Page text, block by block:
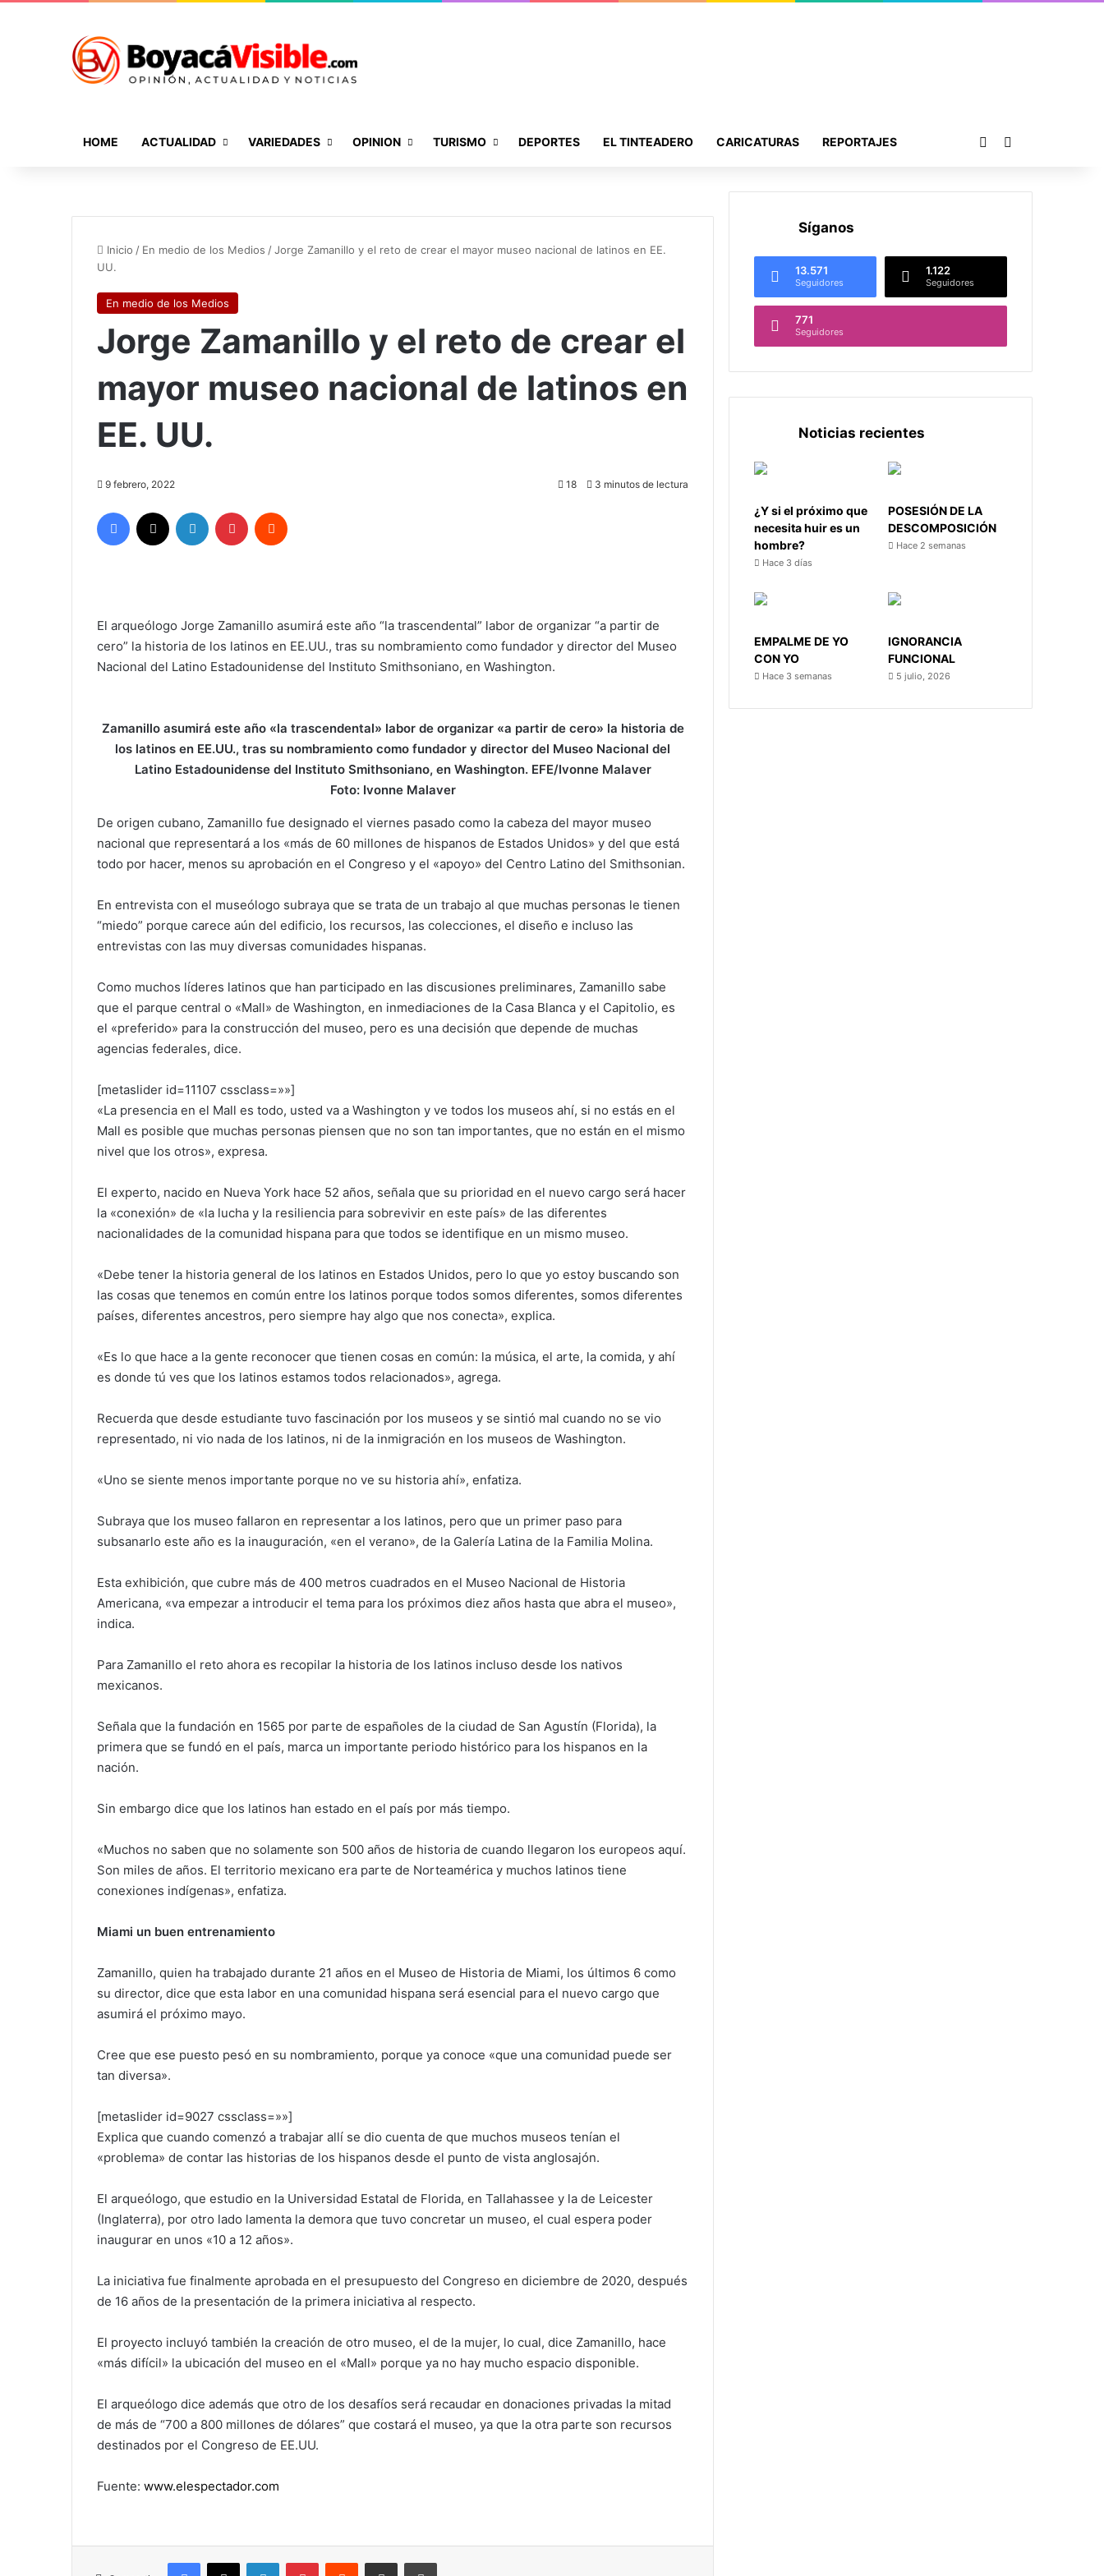
HOME ACTUALIDAD VARIEDADES OPINION TURISMO DEPORTES EL TINTEADERO CARICATURAS REPORTAJES Publicación al azar
Inicio / En medio de los Medios /Jorge Zamanillo y el reto de crear el mayor museo nacional de latinos en EE.
UU.
En medio de los Medios
Jorge Zamanillo y el reto de crear el
mayor museo nacional de latinos en
EE. UU.
9 febrero, 2022 18 3 minutos de lectura
Facebook LinkedIn Pinterest
El arqueólogo Jorge Zamanillo asumirá este año “la trascendental” labor de organizar “a partir de
cero” la historia de los latinos en EE.UU., tras su nombramiento como fundador y director del Museo
Nacional del Latino Estadounidense del Instituto Smithsoniano, en Washington.
Zamanillo asumirá este año «la trascendental» labor de organizar «a partir de cero» la historia de
los latinos en EE.UU., tras su nombramiento como fundador y director del Museo Nacional del
Latino Estadounidense del Instituto Smithsoniano, en Washington. EFE/Ivonne Malaver
Foto: Ivonne Malaver
De origen cubano, Zamanillo fue designado el viernes pasado como la cabeza del mayor museo
nacional que representará a los «más de 60 millones de hispanos de Estados Unidos» y del que está
todo por hacer, menos su aprobación en el Congreso y el «apoyo» del Centro Latino del Smithsonian.
En entrevista con el museólogo subraya que se trata de un trabajo al que muchas personas le tienen
“miedo” porque carece aún del edificio, los recursos, las colecciones, el diseño e incluso las
entrevistas con las muy diversas comunidades hispanas.
Como muchos líderes latinos que han participado en las discusiones preliminares, Zamanillo sabe
que el parque central o «Mall» de Washington, en inmediaciones de la Casa Blanca y el Capitolio, es
el «preferido» para la construcción del museo, pero es una decisión que depende de muchas
agencias federales, dice.
[metaslider id=11107 cssclass=»»]
«La presencia en el Mall es todo, usted va a Washington y ve todos los museos ahí, si no estás en el
Mall es posible que muchas personas piensen que no son tan importantes, que no están en el mismo
nivel que los otros», expresa.
El experto, nacido en Nueva York hace 52 años, señala que su prioridad en el nuevo cargo será hacer
la «conexión» de «la lucha y la resiliencia para sobrevivir en este país» de las diferentes
nacionalidades de la comunidad hispana para que todos se identifique en un mismo museo.
«Debe tener la historia general de los latinos en Estados Unidos, pero lo que yo estoy buscando son
las cosas que tenemos en común entre los latinos porque todos somos diferentes, somos diferentes
países, diferentes ancestros, pero siempre hay algo que nos conecta», explica.
«Es lo que hace a la gente reconocer que tienen cosas en común: la música, el arte, la comida, y ahí
es donde tú ves que los latinos estamos todos relacionados», agrega.
Recuerda que desde estudiante tuvo fascinación por los museos y se sintió mal cuando no se vio
representado, ni vio nada de los latinos, ni de la inmigración en los museos de Washington.
«Uno se siente menos importante porque no ve su historia ahí», enfatiza.
Subraya que los museo fallaron en representar a los latinos, pero que un primer paso para
subsanarlo este año es la inauguración, «en el verano», de la Galería Latina de la Familia Molina.
Esta exhibición, que cubre más de 400 metros cuadrados en el Museo Nacional de Historia
Americana, «va empezar a introducir el tema para los próximos diez años hasta que abra el museo»,
indica.
Para Zamanillo el reto ahora es recopilar la historia de los latinos incluso desde los nativos
mexicanos.
Señala que la fundación en 1565 por parte de españoles de la ciudad de San Agustín (Florida), la
primera que se fundó en el país, marca un importante periodo histórico para los hispanos en la
nación.
Sin embargo dice que los latinos han estado en el país por más tiempo.
«Muchos no saben que no solamente son 500 años de historia de cuando llegaron los europeos aquí.
Son miles de años. El territorio mexicano era parte de Norteamérica y muchos latinos tiene
conexiones indígenas», enfatiza.
Miami un buen entrenamiento
Zamanillo, quien ha trabajado durante 21 años en el Museo de Historia de Miami, los últimos 6 como
su director, dice que esta labor en una comunidad hispana será esencial para el nuevo cargo que
asumirá el próximo mayo.
Cree que ese puesto pesó en su nombramiento, porque ya conoce «que una comunidad puede ser
tan diversa».
[metaslider id=9027 cssclass=»»]
Explica que cuando comenzó a trabajar allí se dio cuenta de que muchos museos tenían el
«problema» de contar las historias de los hispanos desde el punto de vista anglosajón.
El arqueólogo, que estudio en la Universidad Estatal de Florida, en Tallahassee y la de Leicester
(Inglaterra), por otro lado lamenta la demora que tuvo concretar un museo, el cual espera poder
inaugurar en unos «10 a 12 años».
La iniciativa fue finalmente aprobada en el presupuesto del Congreso en diciembre de 2020, después
de 16 años de la presentación de la primera iniciativa al respecto.
El proyecto incluyó también la creación de otro museo, el de la mujer, lo cual, dice Zamanillo, hace
«más difícil» la ubicación del museo en el «Mall» porque ya no hay mucho espacio disponible.
El arqueólogo dice además que otro de los desafíos será recaudar en donaciones privadas la mitad
de más de “700 a 800 millones de dólares” que costará el museo, ya que la otra parte son recursos
destinados por el Congreso de EE.UU.
Fuente: www.elespectador.com
Facebook
X LinkedInPinterestReddit Compartir por correo electrónicoImprimir
Síganos
13.571
Seguidores
1.122
Seguidores
771
Seguidores
Noticias recientes
¿Y si el próximo que
necesita huir es un
hombre?
Hace 3 días
POSESIÓN DE LA
DESCOMPOSICIÓN
Hace 2 semanas
EMPALME DE YO
CON YO
Hace 3 semanas
IGNORANCIA
FUNCIONAL
5 julio, 2026